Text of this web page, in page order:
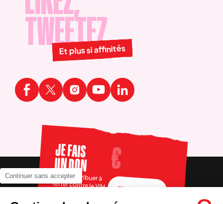
Continuer sans accepter
TWEETEZ
Et plus si affinités
JE FAIS
UN DON
Pour contribuer à
lutter contre le VIH FAIRE UN DON